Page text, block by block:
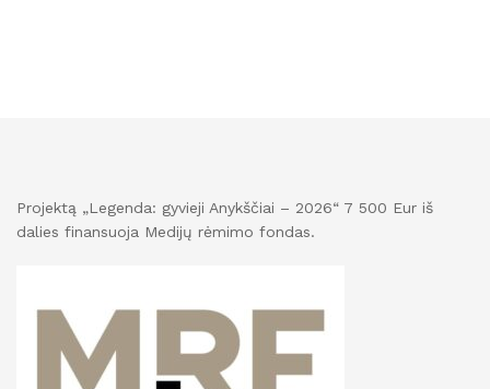
Projektą „Legenda: gyvieji Anykščiai – 2026“ 7 500 Eur iš
dalies finansuoja Medijų rėmimo fondas.